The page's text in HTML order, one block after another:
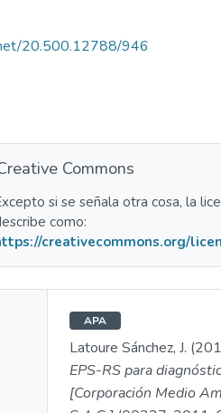
20.500.12788/946
Commons
si se señala otra cosa, la
como:
creativecommons.org/
APA
Latoure Sánchez, J.
EPS-RS para
[Corporación Medio